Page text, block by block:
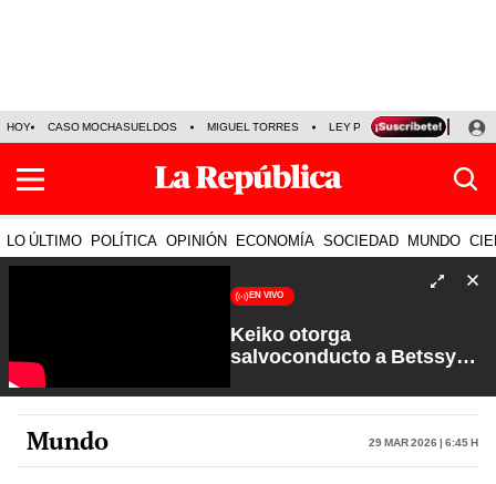
HOY CASO MOCHASUELDOS MIGUEL TORRES LEY PULPÍN PRECIO DEL
LO ÚLTIMO POLÍTICA OPINIÓN ECONOMÍA SOCIEDAD MUNDO
EN VIVO
Keiko otorga
salvoconducto a Betssy
Petroperú | Sin Guion con
Rosa María Palacios
Mundo 29 Mar 2026 | 6:45 h